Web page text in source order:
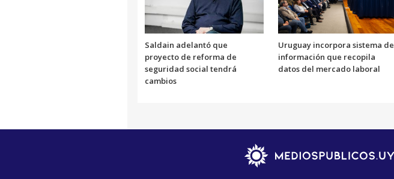
Saldain adelantó que
proyecto de reforma de
seguridad social tendrá
cambios
Uruguay incorpora sistema de
información que recopila
datos del mercado laboral